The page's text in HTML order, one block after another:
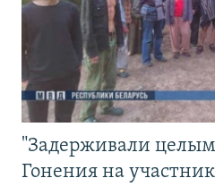
"Задерживали
Гонения на